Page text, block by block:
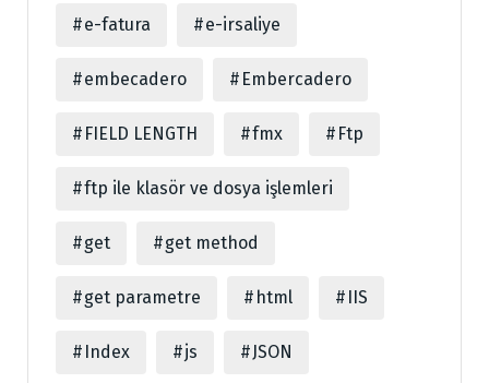
e-fatura e-irsaliye
embecadero Embercadero
FIELD LENGTH fmx Ftp
ftp ile klasör ve dosya işlemleri
get get method
get parametre html IIS
Index js JSON